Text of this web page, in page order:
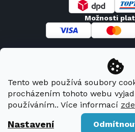
Tento web používá soubory
procházením tohoto webu
používáním.. Více informací zde
Nastavení
Možnosti
Vytvořil Shoptet
Rohnson.